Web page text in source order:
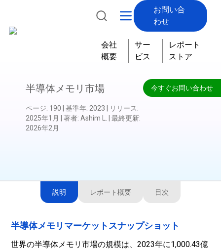
お問い合
わせ
会社
概要
サー
ビス
レポート
ストア
今すぐお問い合わせ
半導体メモリ市場
ページ: 190 基準年: 2023 リリース:
2025年1月
著者: Ashim L. 最終更新:
2026年2月
説明 レポート概要 目次
半導体メモリマーケットスナップショット
世界の半導体メモリ市場の規模は、2023年に1,000.43億